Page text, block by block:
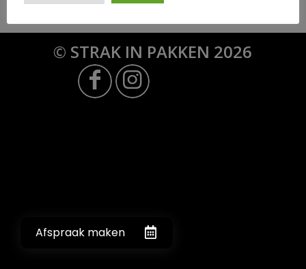
Afspraak maken
© STRAK IN PAKKEN 2026